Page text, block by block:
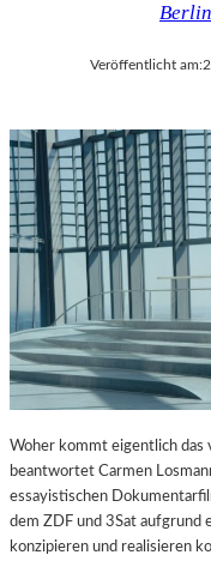
Veröffentlicht am:
Woher kommt eigentlich das
beantwortet Carmen
essayistischen
dem ZDF und 3Sat aufgrund
konzipieren und realisieren